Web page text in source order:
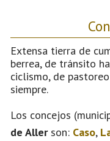
Extensa tierra de
berrea, de tránsito
ciclismo, de
siempre.
Los concejos
de Allerson: Caso,